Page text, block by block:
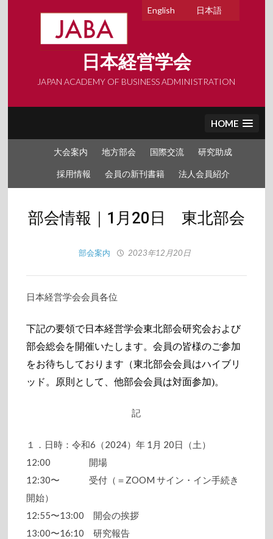
日本語
English
日本経営学会
JAPAN ACADEMY OF BUSINESS ADMINISTRATION
HOME
大会案内 地方部会 国際交流 研究助成
採用情報 会員の新刊書籍 法人会員紹介
部会情報｜1月20日 東北部会
部会案内 2023年12月20日
日本経営学会会員各位
下記の要領で日本経営学会東北部会研究会および
部会総会を開催いたします。会員の皆様のご参加
をお待ちしております（東北部会会員はハイブリ
ッド。原則として、他部会会員は対面参加)。
記
１．日時：令和6（2024）年 1月 20日（土）
12:00 開場
12:30〜 受付（＝ZOOM サイン・イン手続き
開始）
12:55〜13:00 開会の挨拶
13:00〜16:10 研究報告